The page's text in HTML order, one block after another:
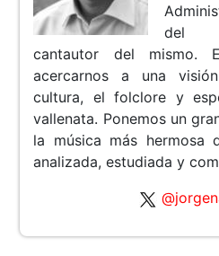
del
cantautor del mismo.
acercarnos a una
cultura, el folclore y
vallenata. Ponemos un
la música más hermosa
analizada, estudiada y